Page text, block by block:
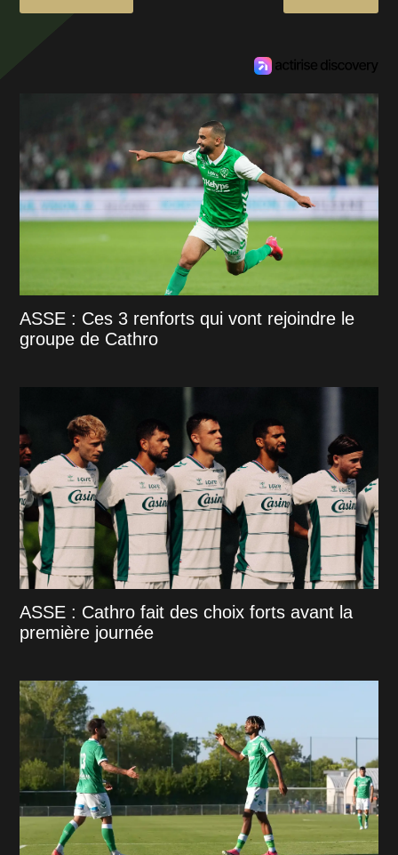
ASSE : Ces 3 renforts qui vont rejoindre le
groupe de Cathro
ASSE : Cathro fait des choix forts avant la
première journée